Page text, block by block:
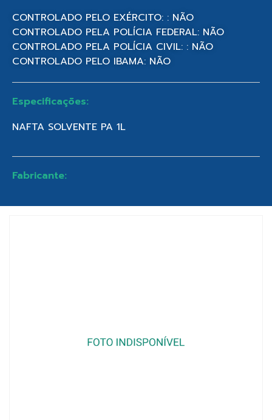
CONTROLADO PELO EXÉRCITO: : NÃO
CONTROLADO PELA POLÍCIA FEDERAL: NÃO
CONTROLADO PELA POLÍCIA CIVIL: : NÃO
CONTROLADO PELO IBAMA: NÃO
Especificações:
NAFTA SOLVENTE PA 1L
Fabricante: